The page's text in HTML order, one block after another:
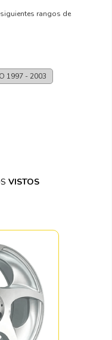
rangos de
1997 - 2003
VISTOS